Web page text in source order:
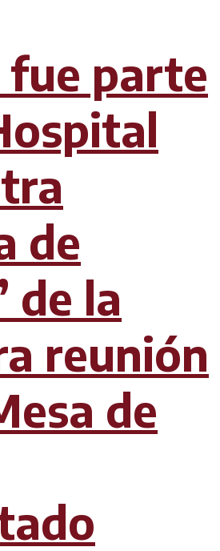
fue parte
de
de la
reunión
de